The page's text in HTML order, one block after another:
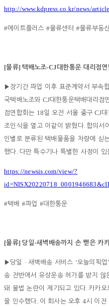
http://www.kdpress.co.kr/news/
#메이트플러스 #물류센터#물류부동
[물류] 택배노조-CJ대한통운 대리점
▶ 장기간 파업 이후 표준계약서 부속
국택배노조와 CJ대한통운택배대리점
점연합회는 18일 오전 서울 중구CJ
조인식을 열고 이같이 밝혔다. 합의서
인별로 분류된 택배물품을 차량에 싣
했다. 다만 특수기나 특별한 사정이
https://newsis.com/view/?
#택배 #파업 #대한통운
[물류] 당일·새벽배송까지 손 뻗은 카
▶ 당일 ㆍ 새벽배송 서비스 ‘오늘의픽업
송 전반에서 유상운송 허가를 받지 않
돼 불법 논란이 제기되고 있다.카카
을 인수했다. 이 회사는 오후 4시 이전